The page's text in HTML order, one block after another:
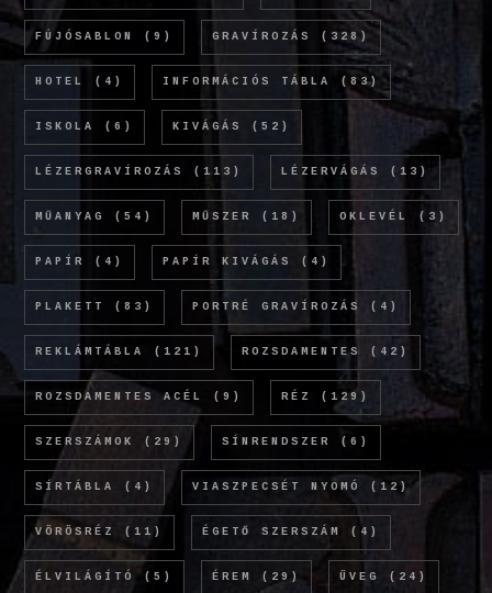
FÚJÓSABLON (9) GRAVÍROZÁS (328)
HOTEL (4) INFORMÁCIÓS TÁBLA (83)
ISKOLA (6) KIVÁGÁS (52)
LÉZERGRAVÍROZÁS (113) LÉZERVÁGÁS (13)
MŰANYAG (54) MŰSZER (18) OKLEVÉL (3)
PAPÍR (4) PAPÍR KIVÁGÁS (4)
PLAKETT (83) PORTRÉ GRAVÍROZÁS (4)
REKLÁMTÁBLA (121) ROZSDAMENTES (42)
ROZSDAMENTES ACÉL (9) RÉZ (129)
SZERSZÁMOK (29) SÍNRENDSZER (6)
SÍRTÁBLA (4) VIASZPECSÉT NYOMÓ (12)
VÖRÖSRÉZ (11) ÉGETŐ SZERSZÁM (4)
ÉLVILÁGÍTÓ (5) ÉREM (29) ÜVEG (24)